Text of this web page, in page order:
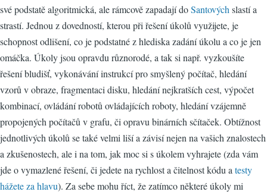
své podstatě algoritmická, ale rámcově zapadají doSantových slastí a
strastí. Jednou z dovedností, kterou při řešení úkolů využijete, je
schopnost odlišení, co je podstatné z hlediska zadání úkolu a co je jen
omáčka. Úkoly jsou opravdu různorodé, a tak si např. vyzkoušíte
řešení bludišť, vykonávání instrukcí pro smyšlený počítač, hledání
vzorů v obraze, fragmentaci disku, hledání nejkratších cest, výpočet
kombinací, ovládání robotů ovládajících roboty, hledání vzájemně
propojených počítačů v grafu, či opravu binárních sčítaček. Obtížnost
jednotlivých úkolů se také velmi liší a závisí nejen na vašich znalostech
a zkušenostech, ale i na tom, jak moc si s úkolem vyhrajete (zda vám
jde o vymazlené řešení, či jedete na rychlost a čitelnost kódu a testy
hážete za hlavu). Za sebe mohu říct, že zatímco některé úkoly mi